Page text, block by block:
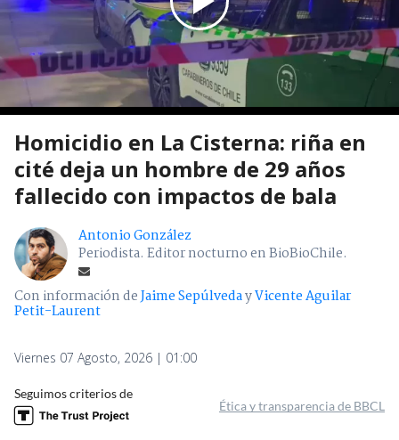
Homicidio en La Cisterna: riña en
cité deja un hombre de 29 años
fallecido con impactos de bala
Antonio González
Periodista. Editor nocturno en BioBioChile.
Con información deJaime SepúlvedayVicente Aguilar
Petit-Laurent
Viernes 07 Agosto, 2026 | 01:00
Seguimos criterios de
Ética y transparencia de BBCL